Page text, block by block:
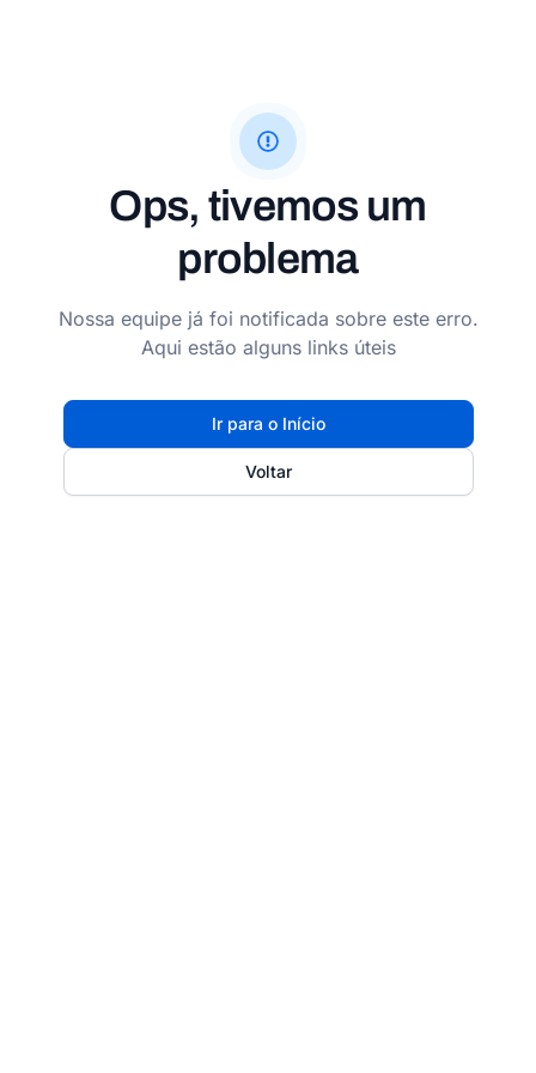
Ops, tivemos um
problema
Nossa equipe já foi notificada sobre este erro.
Aqui estão alguns links úteis
Ir para o Início
Voltar